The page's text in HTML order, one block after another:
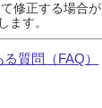
修正する場合
ます。
る質問（FAQ）